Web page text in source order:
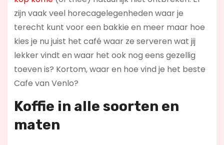
zijn vaak veel horecagelegenheden waar je
terecht kunt voor een bakkie en meer maar hoe
kies je nu juist het café waar ze serveren wat jij
lekker vindt en waar het ook nog eens gezellig
toeven is? Kortom, waar en hoe vind je het beste
Cafe van Venlo?
Koffie in alle soorten en
maten